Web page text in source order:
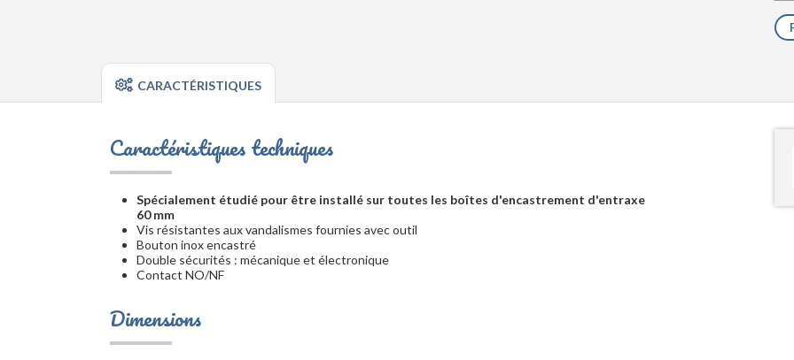
CARACTÉRISTIQUES
Caractéristiques techniques
Spécialement étudié pour être installé sur toutes les boîtes d'encastrement d'entraxe
60 mm
Vis résistantes aux vandalismes fournies avec outil
Bouton inox encastré
Double sécurités : mécanique et électronique
Contact NO/NF
Dimensions